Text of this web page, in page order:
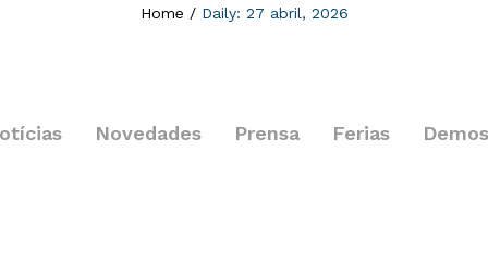
Home / Daily: 27 abril, 2026
Novedades Prensa Ferias Demos